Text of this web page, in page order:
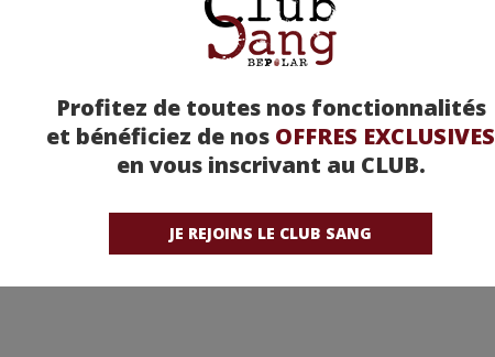
Profitez de toutes nos fonctionnalités
et bénéficiez de nos OFFRES EXCLUSIVES
en vous inscrivant au CLUB.
JE REJOINS LE CLUB SANG